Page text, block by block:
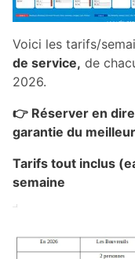
Voici les tarifs/
de service, de
2026.
👉 Réserver en
garantie du
Tarifs tout inclus
semaine